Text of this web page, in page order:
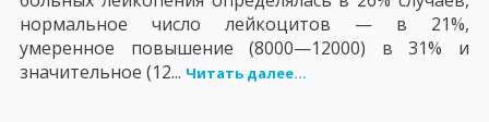
нормальное число лейкоцитов — в 21%,
умеренное повышение (8000—12000) в 31% и
значительное (12... Читать далее...